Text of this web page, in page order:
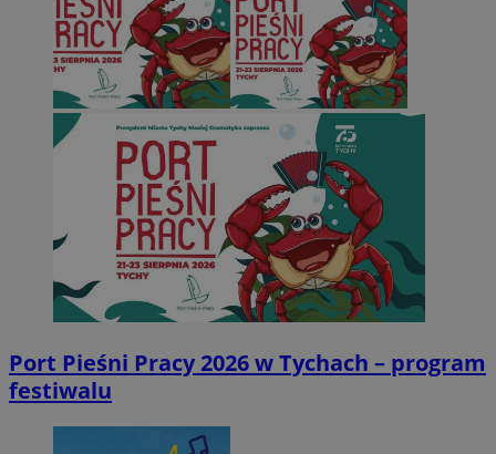
Port Pieśni Pracy 2026 w Tychach – program
festiwalu